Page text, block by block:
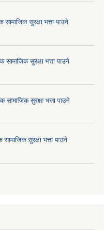
सुरक्षा भत्ता पाउने
सुरक्षा भत्ता पाउने
सुरक्षा भत्ता पाउने
सुरक्षा भत्ता पाउने